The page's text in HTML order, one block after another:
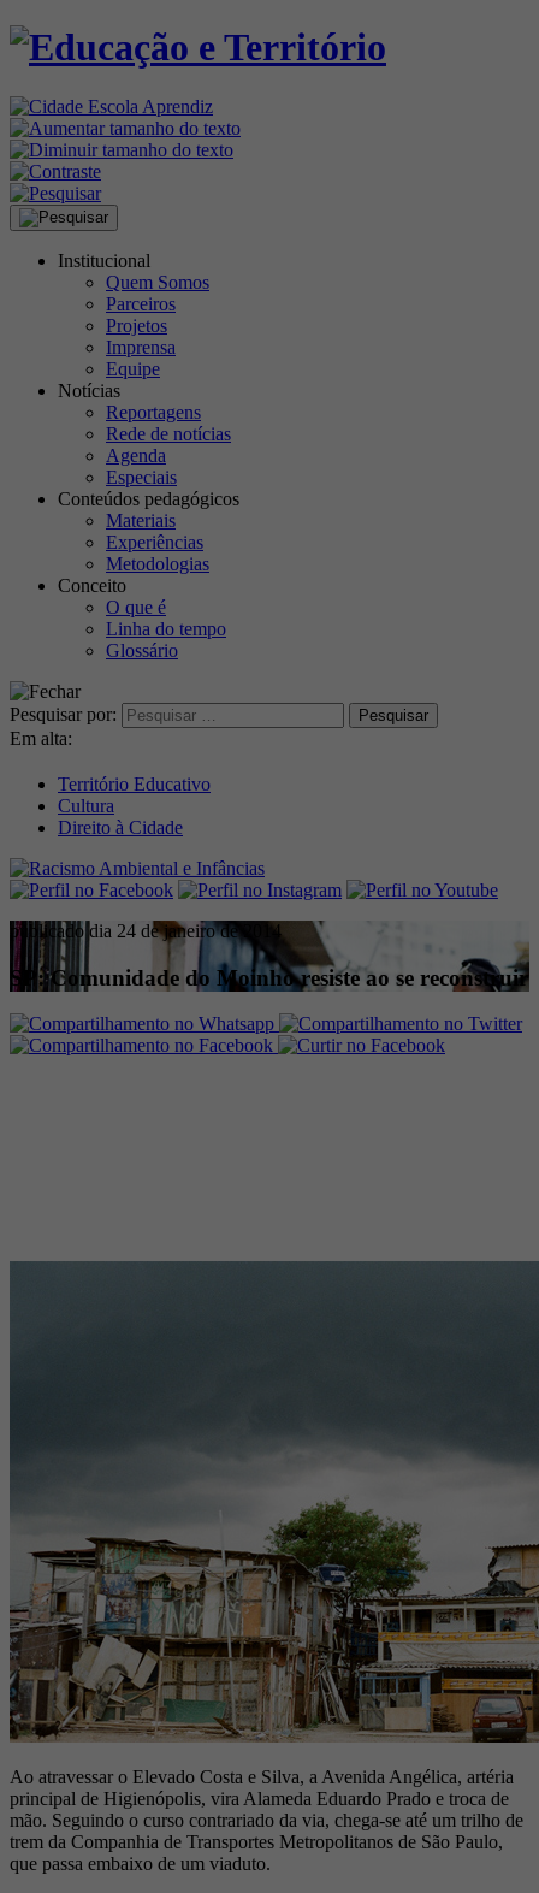
Institucional
Quem Somos
Parceiros
Projetos
Imprensa
Equipe
Notícias
Reportagens
Rede de notícias
Agenda
Especiais
Conteúdos pedagógicos
Materiais
Experiências
Metodologias
Conceito
O que é
Linha do tempo
Glossário
Pesquisar por:
Em alta:
Território Educativo
Cultura
Direito à Cidade
publicado dia 24 de janeiro de 2014
SP: Comunidade do Moinho resiste ao se reconstruir
Ao atravessar o Elevado Costa e Silva, a Avenida Angélica, artéria
principal de Higienópolis, vira Alameda Eduardo Prado e troca de
mão. Seguindo o curso contrariado da via, chega-se até um trilho de
trem da Companhia de Transportes Metropolitanos de São Paulo,
que passa embaixo de um viaduto.